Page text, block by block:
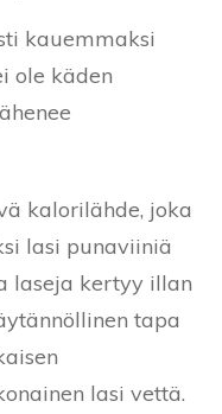
kauemmaksi
ole käden
kalorilähde, joka
lasi punaviiniä
laseja kertyy illan
tapa
lasi vettä.